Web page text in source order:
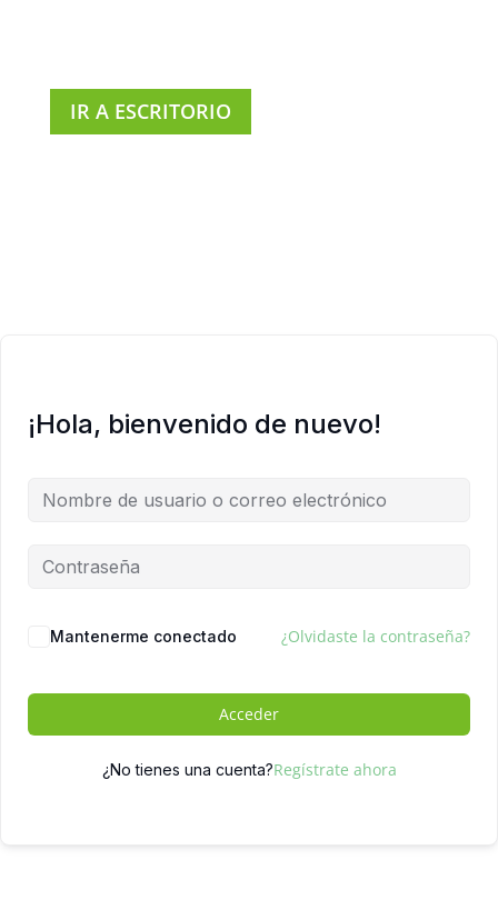
IR A ESCRITORIO
¡Hola, bienvenido de nuevo!
Mantenerme conectado ¿Olvidaste la contraseña?
Acceder
¿No tienes una cuenta?Regístrate ahora